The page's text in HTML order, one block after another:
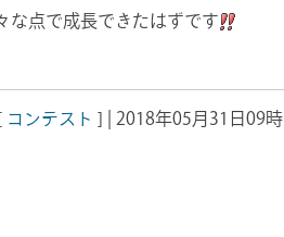
な点で成長できたはずです
[ コンテスト ] | 2018年05月31日09時